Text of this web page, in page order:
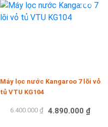
-24%
Máy lọc nước Kangaroo 7 lõi vỏ
tủ VTU KG104
6.400.000 ₫ 4.890.000 ₫